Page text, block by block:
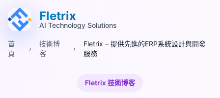
跳至主要內容 (Alt+M)
跳至頁尾 (Alt+F)
Fletrix
AI Technology Solutions
首
頁
›
技術博
客
›
Fletrix – 提供先進的ERP系統設計與開發
服務
Fletrix 技術博客